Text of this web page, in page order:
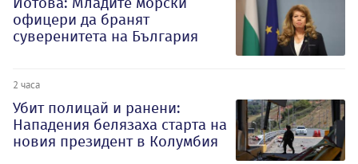
офицери да бранят
суверенитета на България
2 часа
Убит полицай и ранени:
Нападения белязаха старта на
новия президент в Колумбия